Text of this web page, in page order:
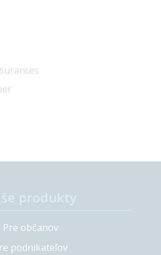
Pre občanov
podnikateľov